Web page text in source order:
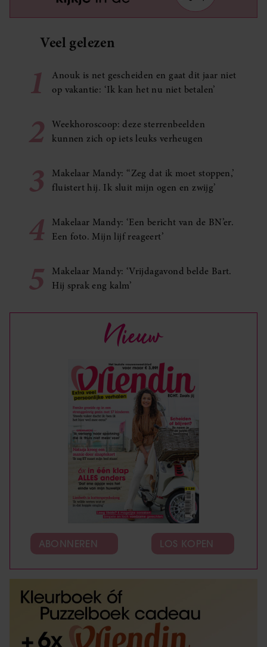
Veel gelezen
1
Anouk is net gescheiden en gaat dit jaar niet
op vakantie: ‘Ik kan het nu niet betalen’
2
Weekhoroscoop: deze sterrenbeelden
kunnen zich op iets leuks verheugen
3
Makelaar Mandy: ‘‘Zeg dat ik moet stoppen,’
fluistert hij. Ik sluit mijn ogen en zwijg’
4
Makelaar Mandy: ‘Een bericht van de BN’er.
Een foto. Mijn lijf reageert’
5
Makelaar Mandy: ‘Vrijdagavond belde Bart.
Hij sprak eng kalm’
Nieuw
ABONNEREN LOS KOPEN